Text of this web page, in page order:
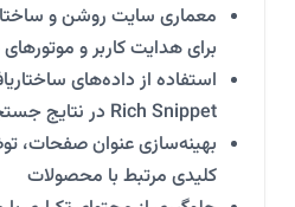
معماری سایت روشن و
برای هدایت کاربر و
استفاده از داده‌های
Rich Snippet در نتایج جستجو
بهینه‌سازی عنوان صفحات،
کلیدی مرتبط با محصولات